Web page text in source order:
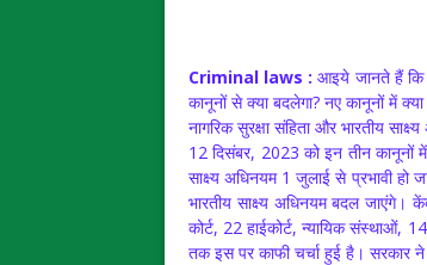
Criminal laws : आइये जानते हैं कि
कानूनों से क्या बदलेगा? नए कानूनों में
नागरिक सुरक्षा संहिता और भारतीय
12 दिसंबर, 2023 को इन तीन कानूनों में
साक्ष्य अधिनयम 1 जुलाई से प्रभावी हो
भारतीय साक्ष्य अधिनयम बदल जाएंगे।
कोर्ट, 22 हाईकोर्ट, न्यायिक संस्थाओं,
तक इस पर काफी चर्चा हुई है।